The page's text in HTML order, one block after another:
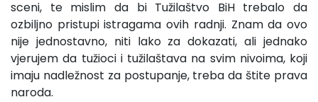
sceni, te mislim da bi Tužilaštvo BiH trebalo da
ozbiljno pristupi istragama ovih radnji. Znam da ovo
nije jednostavno, niti lako za dokazati, ali jednako
vjerujem da tužioci i tužilaštava na svim nivoima, koji
imaju nadležnost za postupanje, treba da štite prava
naroda.